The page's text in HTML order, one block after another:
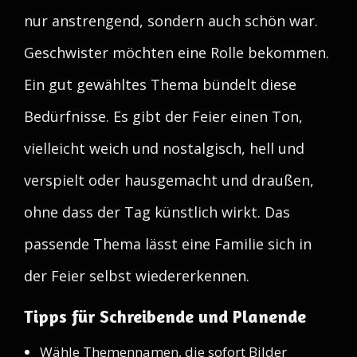
nur anstrengend, sondern auch schön war.
Geschwister möchten eine Rolle bekommen.
Ein gut gewähltes Thema bündelt diese
Bedürfnisse. Es gibt der Feier einen Ton,
vielleicht weich und nostalgisch, hell und
verspielt oder hausgemacht und draußen,
ohne dass der Tag künstlich wirkt. Das
passende Thema lässt eine Familie sich in
der Feier selbst wiedererkennen.
Tipps für Schreibende und Planende
Wähle Themennamen, die sofort Bilder